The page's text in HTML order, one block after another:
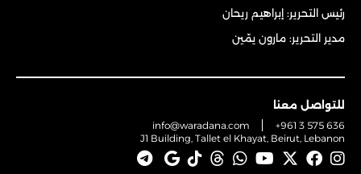
رئيس التحرير: إبراهيم ريحان
مدير التحرير: مارون يمّين
للتواصل معنا
info@waradana.com
+961 3 575 636
J1 Building, Tallet el Khayat, Beirut, Lebanon